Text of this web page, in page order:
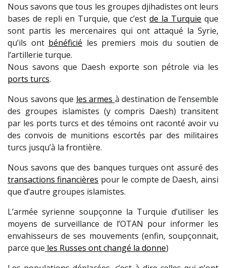
Nous savons que tous les groupes djihadistes ont leurs
bases de repli en Turquie, que c’estde la Turquie que
sont partis les mercenaires qui ont attaqué la Syrie,
qu’ils ont bénéficié les premiers mois du soutien de
l’artillerie turque.
Nous savons que Daesh exporte son pétrole via les
ports turcs.
Nous savons que les armes à destination de l’ensemble
des groupes islamistes (y compris Daesh) transitent
par les ports turcs et des témoins ont raconté avoir vu
des convois de munitions escortés par des militaires
turcs jusqu’à la frontière.
Nous savons que des banques turques ont assuré des
transactions financières pour le compte de Daesh, ainsi
que d’autre groupes islamistes.
L’armée syrienne soupçonne la Turquie d’utiliser les
moyens de surveillance de l’OTAN pour informer les
envahisseurs de ses mouvements (enfin, soupçonnait,
parce que les Russes ont changé la donne)